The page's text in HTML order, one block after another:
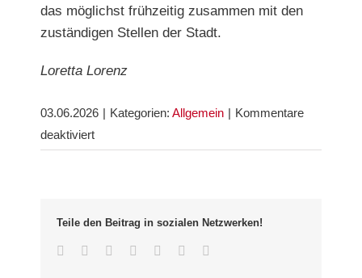
das möglichst frühzeitig zusammen mit den
zuständigen Stellen der Stadt.
Loretta Lorenz
03.06.2026 | Kategorien: Allgemein | Kommentare
deaktiviertfür
und
Parkplatzfrage:
Teile den Beitrag in sozialen Netzwerken!
Facebook
TwitterLinkedInWhatsappGoogle+Pinterest